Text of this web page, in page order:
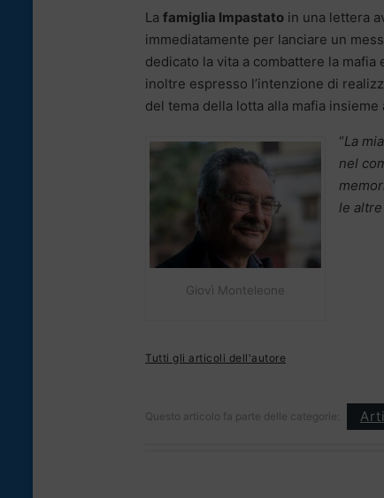
La famiglia Impastato in una lettera
immediatamente per lanciare un
dedicato la vita a combattere la
inoltre espresso l’intenzione di
del tema della lotta alla mafia
Giovì Monteleone
“La
nel
le
Tutti gli articoli dell'autore
Questo articolo fa parte delle categorie: